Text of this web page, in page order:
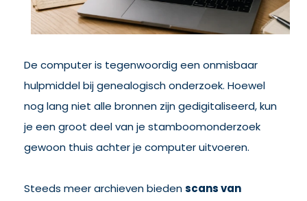
De computer is tegenwoordig een onmisbaar
hulpmiddel bij genealogisch onderzoek. Hoewel
nog lang niet alle bronnen zijn gedigitaliseerd, kun
je een groot deel van je stamboomonderzoek
gewoon thuis achter je computer uitvoeren.
Steeds meer archieven biedenscans van